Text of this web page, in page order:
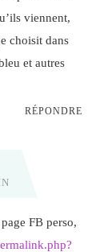
viennent,
choisit dans
et autres
RÉPONDRE
FB perso,